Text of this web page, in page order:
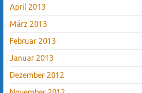
April 2013
März 2013
Februar 2013
Januar 2013
Dezember 2012